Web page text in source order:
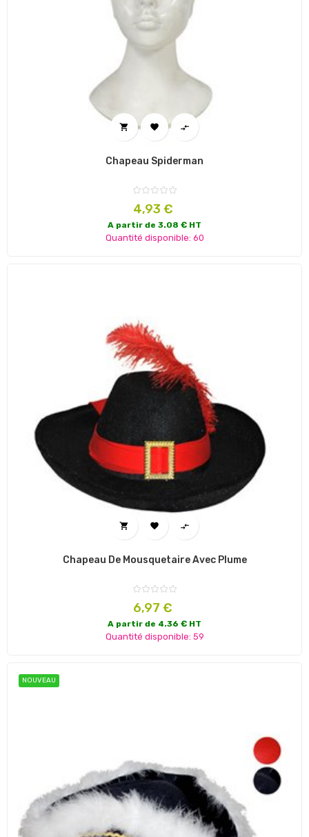
  
Chapeau Spiderman
Prix
4,93 €
A partir de 3.08 € HT
Quantité disponible: 60
  
Chapeau De Mousquetaire Avec Plume
Prix
6,97 €
A partir de 4.36 € HT
Quantité disponible: 59
NOUVEAU